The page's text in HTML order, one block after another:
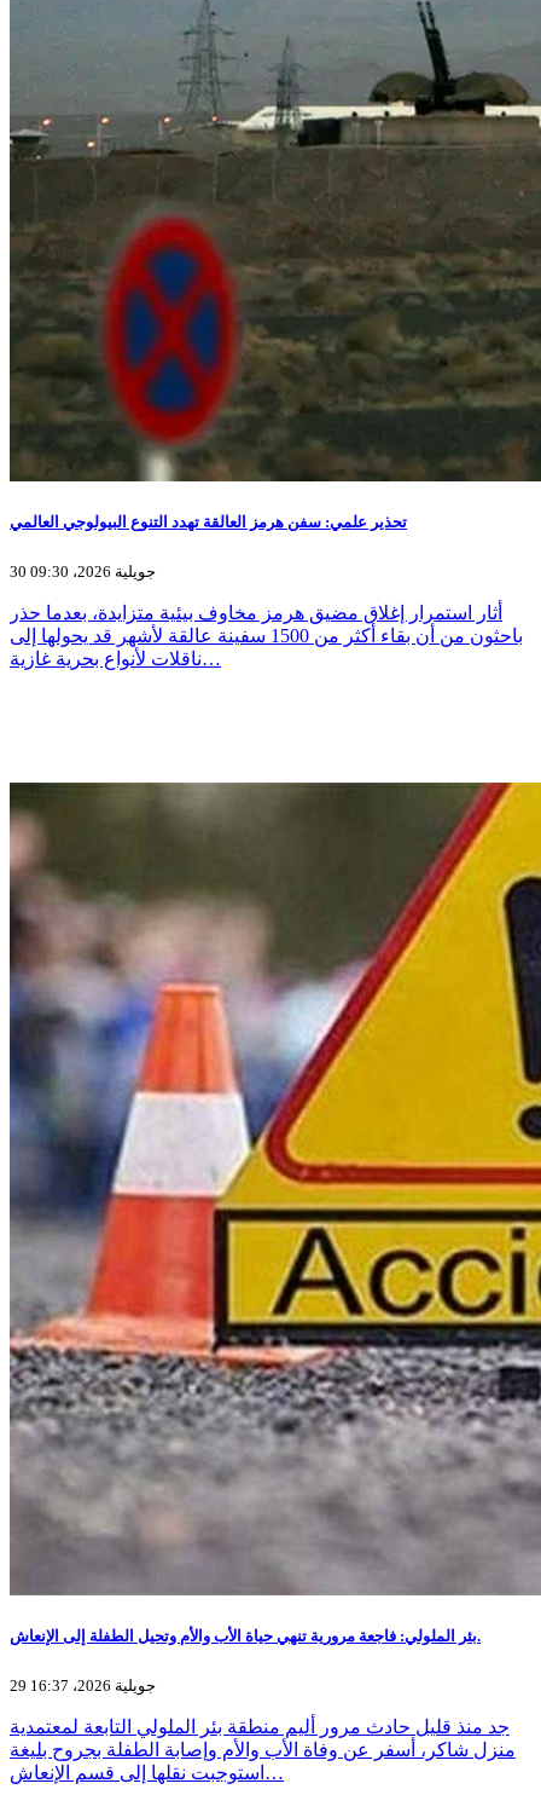
تحذير علمي: سفن هرمز العالقة تهدد التنوع البيولوجي العالمي
30 جويلية 2026، 09:30
أثار استمرار إغلاق مضيق هرمز مخاوف بيئية متزايدة، بعدما حذر
باحثون من أن بقاء أكثر من 1500 سفينة عالقة لأشهر قد يحولها إلى
ناقلات لأنواع بحرية غازية…
بئر الملولي: فاجعة مرورية تنهي حياة الأب والأم وتحيل الطفلة إلى الإنعاش.
29 جويلية 2026، 16:37
جد منذ قليل حادث مرور أليم منطقة بئر الملولي التابعة لمعتمدية
منزل شاكر، أسفر عن وفاة الأب والأم وإصابة الطفلة بجروح بليغة
استوجبت نقلها إلى قسم الإنعاش…